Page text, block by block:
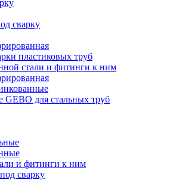
сварку
пластиковых труб
стали и фитинги к ним
для стальных труб
и фитинги к ним
сварку